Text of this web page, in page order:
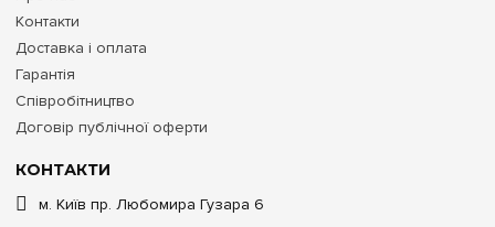
КОНТАКТИ
м. Київ пр. Любомира Гузара 6
Контакти
Доставка і оплата
Гарантія
Співробітництво
Договір публічної оферти